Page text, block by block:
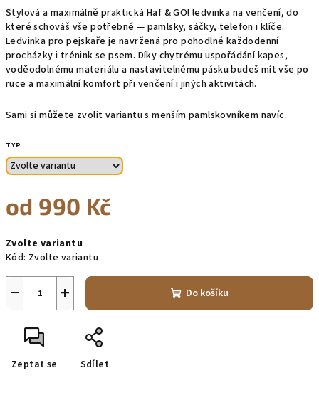
Stylová a maximálně praktická Haf & GO! ledvinka na venčení, do
které schováš vše potřebné — pamlsky, sáčky, telefon i klíče.
Ledvinka pro pejskaře je navržená pro pohodlné každodenní
procházky i trénink se psem. Díky chytrému uspořádání kapes,
voděodolnému materiálu a nastavitelnému pásku budeš mít vše po
ruce a maximální komfort při venčení i jiných aktivitách.
Sami si můžete zvolit variantu s menším pamlskovníkem navíc.
TYP
od 990 Kč
cena:
Zvolte variantu
Kód: Zvolte variantu
+
− Do košíku
Zeptat se Sdílet